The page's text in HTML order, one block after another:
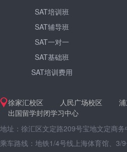
SAT培训班
SAT辅导班
SAT一对一
SAT基础班
SAT培训费用
徐家汇校区 人民广场校区
出国留学封闭学习中心
地址：徐汇区文定路209号宝地文定商务
乘车路线：地铁1/4号线上海体育馆、3/